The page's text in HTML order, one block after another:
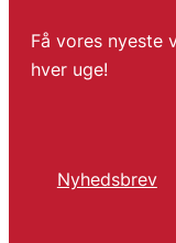
Få vores nyeste
hver uge!
Nyhedsbrev